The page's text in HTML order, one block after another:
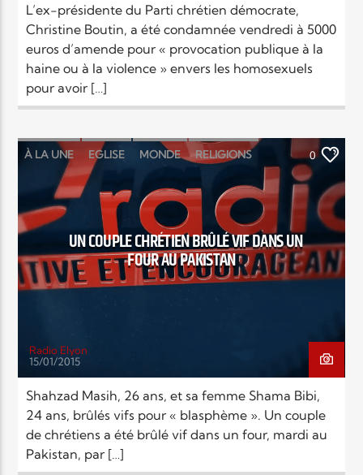
L’ex-présidente du Parti chrétien démocrate,
Christine Boutin, a été condamnée vendredi à 5000
euros d’amende pour « provocation publique à la
haine ou à la violence » envers les homosexuels
pour avoir […]
À LA UNE EGLISE MONDE RELIGIONS
SOCIÉTÉ
0
UN COUPLE CHRÉTIEN BRÛLÉ VIF DANS UN
FOUR AU PAKISTAN
Radio Elyon
15/01/2015
Shahzad Masih, 26 ans, et sa femme Shama Bibi,
24 ans, brûlés vifs pour « blasphème ». Un couple
de chrétiens a été brûlé vif dans un four, mardi au
Pakistan, par […]